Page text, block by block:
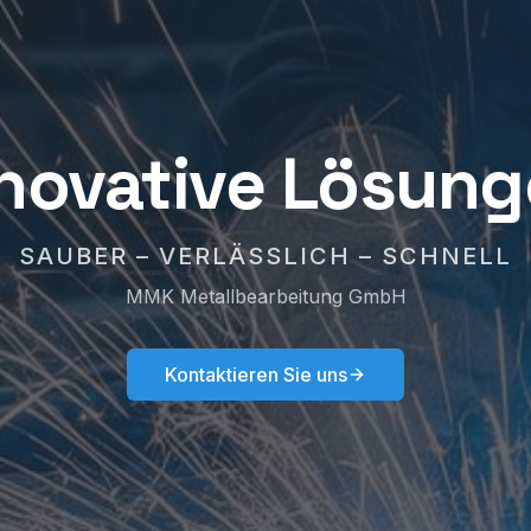
SAUBER – VERLÄSSLICH – SCHNELL
MMK Metallbearbeitung GmbH
Kontaktieren Sie uns